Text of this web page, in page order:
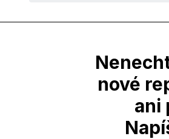
nové
ani